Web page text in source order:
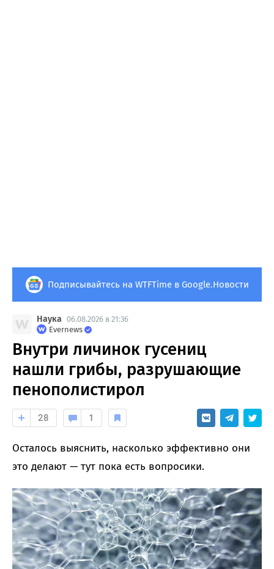
Подписывайтесь на WTFTime в Google.Новости
Наука 06.08.2026 в 21:36
Evernews
Внутри личинок гусениц
нашли грибы, разрушающие
пенополистирол
28 1
Осталось выяснить, насколько эффективно они
это делают — тут пока есть вопросики.